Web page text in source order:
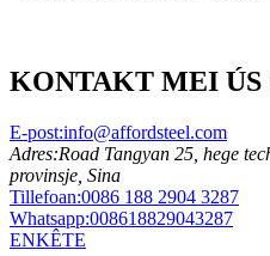
KONTAKT MEI
E-post:info@affordsteel.com
Adres:Road Tangyan 25, hege
provinsje, Sina
Tillefoan:0086 188 2904 3287
Whatsapp:008618829043287
ENKÊTE